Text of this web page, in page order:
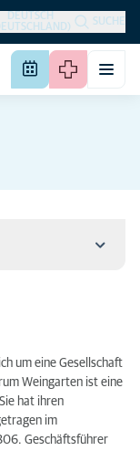
DEUTSCH
SUCHE
Approbation
um eine Gesellschaft
Weingarten ist eine
hat ihren
im
Geschäftsführer